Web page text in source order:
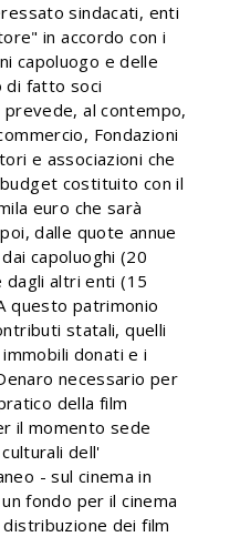
sindacati, enti
in accordo con i
capoluogo e delle
di fatto soci
al contempo,
Fondazioni
e associazioni che
costituito con il
euro che sarà
dalle quote annue
capoluoghi (20
altri enti (15
questo patrimonio
statali, quelli
donati e i
necessario per
della film
il momento sede
dell'
- sul cinema in
fondo per il cinema
dei film